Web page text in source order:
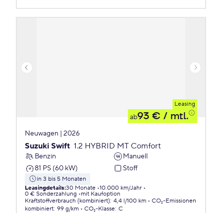
Leasing
ab93 € / mtl.
Neuwagen | 2026
Suzuki Swift 1.2 HYBRID MT Comfort
Benzin
Manuell
81 PS (60 kW)
Stoff
in 3 bis 5 Monaten
Leasingdetails:30 Monate 10.000 km/Jahr
0 € Sonderzahlung
mit Kaufoption
Kraftstoffverbrauch (kombiniert): 4,4 l/100 km
CO₂-Emissionen
kombiniert: 99 g/km CO₂-Klasse: C